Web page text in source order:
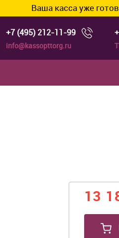
уже готова к ТС ПИоТ?
+7 (495) 212-11-99
info@kassopttorg.ru
13